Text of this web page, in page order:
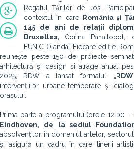
Regatul Țărilor de Jos.
contextul în care
România și
145 de ani de relații
Bruxelles, Corina Panaitopol,
EUNIC Olanda. Fiecare ediție
reunește peste 150 de proiecte
arhitectură și design și atrage anual
2025, RDW a lansat formatul
intervențiilor urbane temporare și
orașului.
Prima parte a programului (orele 12.00 –
Eindhoven, de la sediul
absolvenților în domeniul artelor,
și asigură un cadru în care tinerii